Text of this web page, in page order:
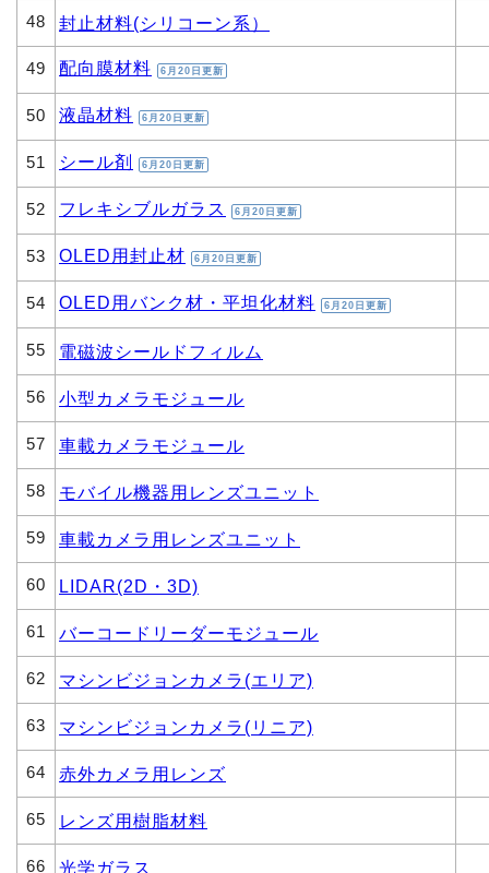
48 封止材料(シリコーン系）
49 配向膜材料 6月20日更新
50 液晶材料 6月20日更新
51 シール剤 6月20日更新
52 フレキシブルガラス 6月20日更新
53 OLED用封止材 6月20日更新
54 OLED用バンク材・平坦化材料 6月20日更新
55 電磁波シールドフィルム
56 小型カメラモジュール
57 車載カメラモジュール
58 モバイル機器用レンズユニット
59 車載カメラ用レンズユニット
60 LIDAR(2D・3D)
61 バーコードリーダーモジュール
62 マシンビジョンカメラ(エリア)
63 マシンビジョンカメラ(リニア)
64 赤外カメラ用レンズ
65 レンズ用樹脂材料
66 光学ガラス